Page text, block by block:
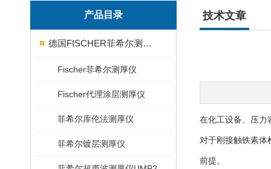
产品目录
德国FISCHER菲希尔测厚仪
Fischer菲希尔测厚仪
Fischer代理涂层测厚仪
菲希尔库伦法测厚仪
菲希尔镀层测厚仪
技术文章
在化工设备、压力
对于刚接触铁素体
前提。